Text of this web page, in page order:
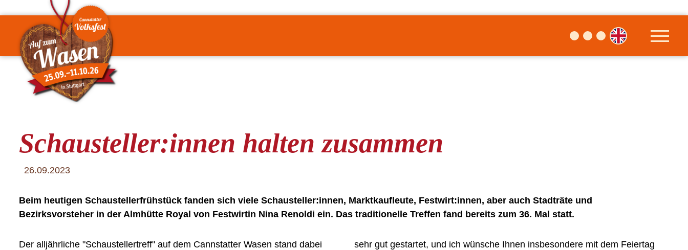
Schausteller:innen halten zusammen
26.09.2023
Beim heutigen Schaustellerfrühstück fanden sich viele Schausteller:innen, Marktkaufleute, Festwirt:innen, aber auch Stadträte und
Bezirksvorsteher in der Almhütte Royal von Festwirtin Nina Renoldi ein. Das traditionelle Treffen fand bereits zum 36. Mal statt.
Der alljährliche "Schaustellertreff" auf dem Cannstatter Wasen stand dabei
sehr gut gestartet, und ich wünsche Ihnen insbesondere mit dem Feiertag